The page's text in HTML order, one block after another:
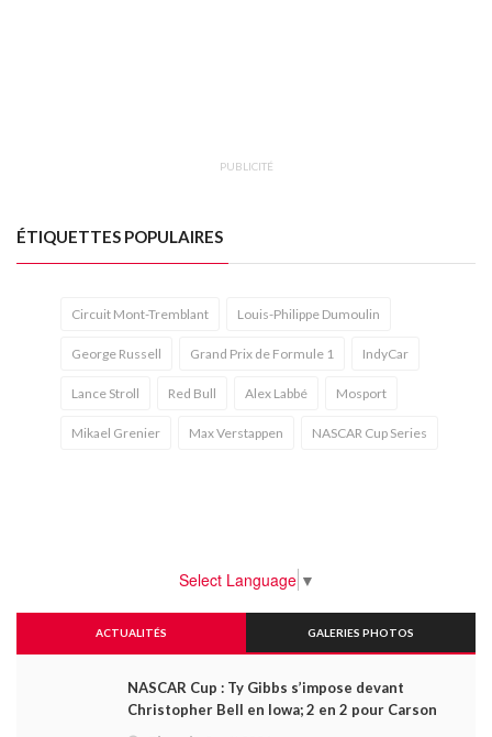
PUBLICITÉ
ÉTIQUETTES POPULAIRES
Circuit Mont-Tremblant Louis-Philippe Dumoulin
George Russell Grand Prix de Formule 1 IndyCar
Lance Stroll Red Bull Alex Labbé Mosport
Mikael Grenier Max Verstappen NASCAR Cup Series
Select Language ▼
ACTUALITÉS GALERIES PHOTOS
NASCAR Cup : Ty Gibbs s’impose devant
Christopher Bell en Iowa; 2 en 2 pour Carson